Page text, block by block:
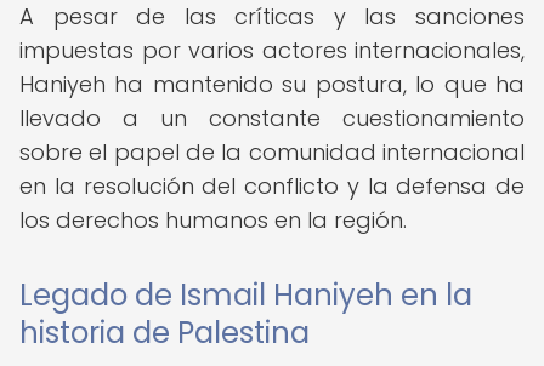
A pesar de las críticas y las sanciones
impuestas por varios actores internacionales,
Haniyeh ha mantenido su postura, lo que ha
llevado a un constante cuestionamiento
sobre el papel de la comunidad internacional
en la resolución del conflicto y la defensa de
los derechos humanos en la región.
Legado de Ismail Haniyeh en la
historia de Palestina